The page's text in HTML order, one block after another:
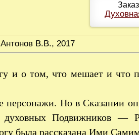
В.В., 2017
и о том, что мешает и что
Но в Сказании
духовных Подвижников —
была рассказана Ими